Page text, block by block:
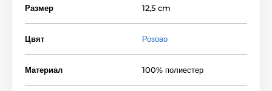
Размер 12,5 cm
Цвят Розово
Материал 100% полиестер